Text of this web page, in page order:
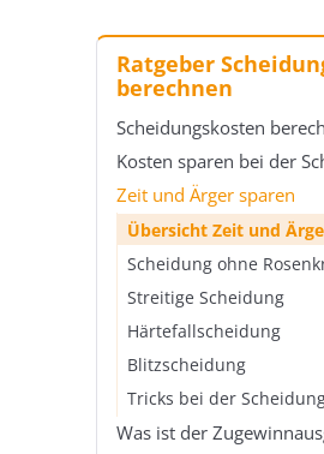
Ratgeber
berechnen
Scheidungskosten
Übersicht
Gerichtskosten bei einer
Verfahrenskostenhilfe
Verfahrenskostenhilfe-
Scheidungskosten in
Scheidung bei
Krypto bei der Scheidung
Kosten sparen bei der
Übersicht Kosten
Einvernehmliche
Beratungshilfeschein
Steuerklassenwechsel
Beratung* im
Zeit und Ärger sparen
Übersicht Zeit und
Scheidung ohne
Streitige Scheidung
Härtefallscheidung
Blitzscheidung
Tricks bei der
Was ist der